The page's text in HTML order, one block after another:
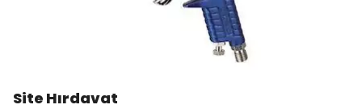
Site Hırdavat